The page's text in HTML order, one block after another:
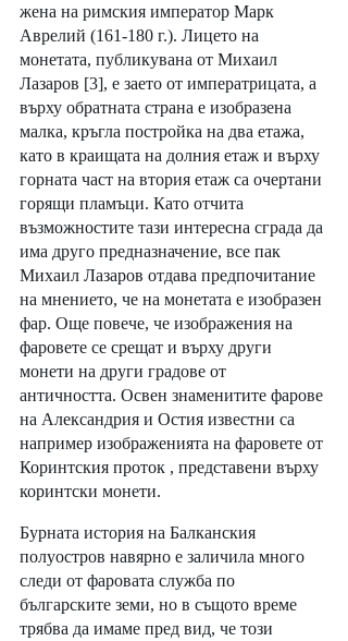
жена на римския император Марк
Аврелий (161-180 г.). Лицето на
монетата, публикувана от Михаил
Лазаров [3], е заето от императрицата, а
върху обратната страна е изобразена
малка, кръгла постройка на два етажа,
като в краищата на долния етаж и върху
горната част на втория етаж са очертани
горящи пламъци. Като отчита
възможностите тази интересна сграда да
има друго предназначение, все пак
Михаил Лазаров отдава предпочитание
на мнението, че на монетата е изобразен
фар. Още повече, че изображения на
фаровете се срещат и върху други
монети на други градове от
античността. Освен знаменитите фарове
на Александрия и Остия известни са
например изображенията на фаровете от
Коринтския проток , представени върху
коринтски монети.
Бурната история на Балканския
полуостров навярно е заличила много
следи от фаровата служба по
българските земи, но в същото време
трябва да имаме пред вид, че този